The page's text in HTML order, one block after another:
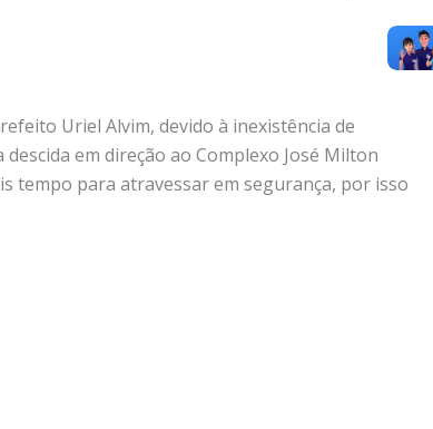
Uriel Alvim, devido à inexistência de
em direção ao Complexo José Milton
tempo para atravessar em segurança, por isso